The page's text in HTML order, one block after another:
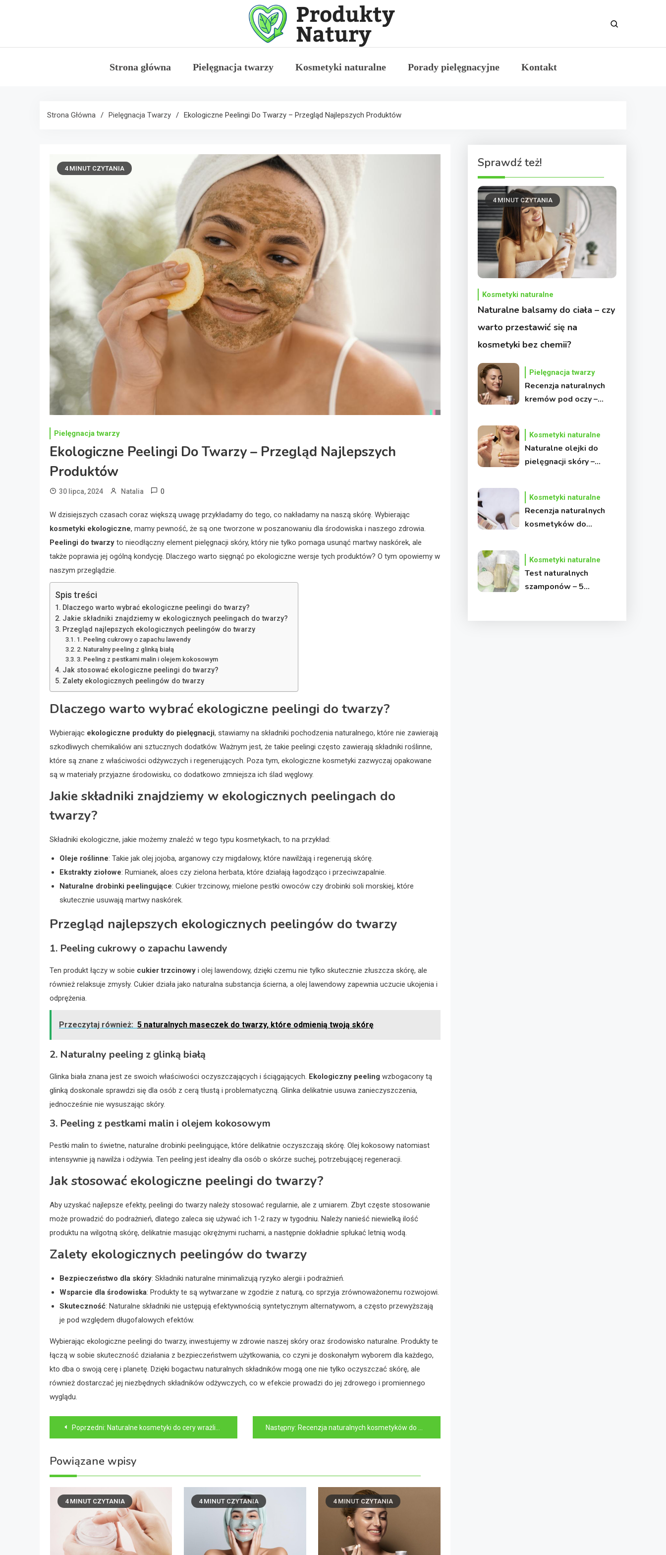
Moje recenzje kosmetyków naturalnych
Strona główna Pielęgnacja twarzy Kosmetyki naturalne Porady pielęgnacyjne Kontakt
Strona Główna Pielęgnacja Twarzy Ekologiczne Peelingi Do Twarzy – Przegląd Najlepszych Produktów
4 MINUT CZYTANIA
Pielęgnacja twarzy
Ekologiczne Peelingi Do Twarzy – Przegląd Najlepszych
Produktów
30 lipca, 2024 Natalia 0
W dzisiejszych czasach coraz większą uwagę przykładamy do tego, co nakładamy na naszą skórę. Wybierając
kosmetyki ekologiczne, mamy pewność, że są one tworzone w poszanowaniu dla środowiska i naszego zdrowia.
Peelingi do twarzy to nieodłączny element pielęgnacji skóry, który nie tylko pomaga usunąć martwy naskórek, ale
także poprawia jej ogólną kondycję. Dlaczego warto sięgnąć po ekologiczne wersje tych produktów? O tym opowiemy w
naszym przeglądzie.
Spis treści
Dlaczego warto wybrać ekologiczne peelingi do twarzy?
Jakie składniki znajdziemy w ekologicznych peelingach do twarzy?
Przegląd najlepszych ekologicznych peelingów do twarzy
1. Peeling cukrowy o zapachu lawendy
2. Naturalny peeling z glinką białą
3. Peeling z pestkami malin i olejem kokosowym
Jak stosować ekologiczne peelingi do twarzy?
Zalety ekologicznych peelingów do twarzy
Dlaczego warto wybrać ekologiczne peelingi do twarzy?
Wybierając ekologiczne produkty do pielęgnacji, stawiamy na składniki pochodzenia naturalnego, które nie zawierają
szkodliwych chemikaliów ani sztucznych dodatków. Ważnym jest, że takie peelingi często zawierają składniki roślinne,
które są znane z właściwości odżywczych i regenerujących. Poza tym, ekologiczne kosmetyki zazwyczaj opakowane
są w materiały przyjazne środowisku, co dodatkowo zmniejsza ich ślad węglowy.
Jakie składniki znajdziemy w ekologicznych peelingach do
twarzy?
Składniki ekologiczne, jakie możemy znaleźć w tego typu kosmetykach, to na przykład:
Oleje roślinne: Takie jak olej jojoba, arganowy czy migdałowy, które nawilżają i regenerują skórę.
Ekstrakty ziołowe: Rumianek, aloes czy zielona herbata, które działają łagodząco i przeciwzapalnie.
Naturalne drobinki peelingujące: Cukier trzcinowy, mielone pestki owoców czy drobinki soli morskiej, które
skutecznie usuwają martwy naskórek.
Przegląd najlepszych ekologicznych peelingów do twarzy
1. Peeling cukrowy o zapachu lawendy
Ten produkt łączy w sobie cukier trzcinowy i olej lawendowy, dzięki czemu nie tylko skutecznie złuszcza skórę, ale
również relaksuje zmysły. Cukier działa jako naturalna substancja ścierna, a olej lawendowy zapewnia uczucie ukojenia i
odprężenia.
Przeczytaj również: 5 naturalnych maseczek do twarzy, które odmienią twoją skórę
2. Naturalny peeling z glinką białą
Glinka biała znana jest ze swoich właściwości oczyszczających i ściągających. Ekologiczny peeling wzbogacony tą
glinką doskonale sprawdzi się dla osób z cerą tłustą i problematyczną. Glinka delikatnie usuwa zanieczyszczenia,
jednocześnie nie wysuszając skóry.
3. Peeling z pestkami malin i olejem kokosowym
Pestki malin to świetne, naturalne drobinki peelingujące, które delikatnie oczyszczają skórę. Olej kokosowy natomiast
intensywnie ją nawilża i odżywia. Ten peeling jest idealny dla osób o skórze suchej, potrzebującej regeneracji.
Jak stosować ekologiczne peelingi do twarzy?
Aby uzyskać najlepsze efekty, peelingi do twarzy należy stosować regularnie, ale z umiarem. Zbyt częste stosowanie
może prowadzić do podrażnień, dlatego zaleca się używać ich 1-2 razy w tygodniu. Należy nanieść niewielką ilość
produktu na wilgotną skórę, delikatnie masując okrężnymi ruchami, a następnie dokładnie spłukać letnią wodą.
Zalety ekologicznych peelingów do twarzy
Bezpieczeństwo dla skóry: Składniki naturalne minimalizują ryzyko alergii i podrażnień.
Wsparcie dla środowiska: Produkty te są wytwarzane w zgodzie z naturą, co sprzyja zrównoważonemu rozwojowi.
Skuteczność: Naturalne składniki nie ustępują efektywnością syntetycznym alternatywom, a często przewyższają
je pod względem długofalowych efektów.
Wybierając ekologiczne peelingi do twarzy, inwestujemy w zdrowie naszej skóry oraz środowisko naturalne. Produkty te
łączą w sobie skuteczność działania z bezpieczeństwem użytkowania, co czyni je doskonałym wyborem dla każdego,
kto dba o swoją cerę i planetę. Dzięki bogactwu naturalnych składników mogą one nie tylko oczyszczać skórę, ale
również dostarczać jej niezbędnych składników odżywczych, co w efekcie prowadzi do jej zdrowego i promiennego
wyglądu.
Nawigacja
Poprzedni: Naturalne kosmetyki do cery wrażliwej – jak je wybierać? Następny: Recenzja naturalnych kosmetyków do makijażu – czy naprawdę są skuteczne?
Powiązane wpisy
4 MINUT CZYTANIA 4 MINUT CZYTANIA 4 MINUT CZYTANIA
Sprawdź też!
4 MINUT CZYTANIA
Kosmetyki naturalne
Naturalne balsamy do ciała – czy
warto przestawić się na
kosmetyki bez chemii?
Pielęgnacja twarzy
Recenzja naturalnych
kremów pod oczy –
efekty?
Kosmetyki naturalne
Naturalne olejki do
pielęgnacji skóry –
Kosmetyki naturalne
Recenzja naturalnych
kosmetyków do
naprawdę są
skuteczne?
Kosmetyki naturalne
Test naturalnych
szamponów – 5